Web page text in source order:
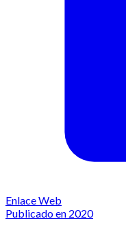
Enlace Web
Publicado en 2020